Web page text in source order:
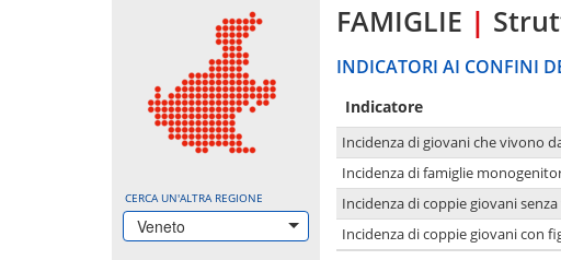
CERCA UN'ALTRA REGIONE
Veneto
FAMIGLIE |
INDICATORI AI CONFINI
Indicatore
Incidenza di giovani che vivono
Incidenza di famiglie
Incidenza di coppie giovani
Incidenza di coppie giovani con